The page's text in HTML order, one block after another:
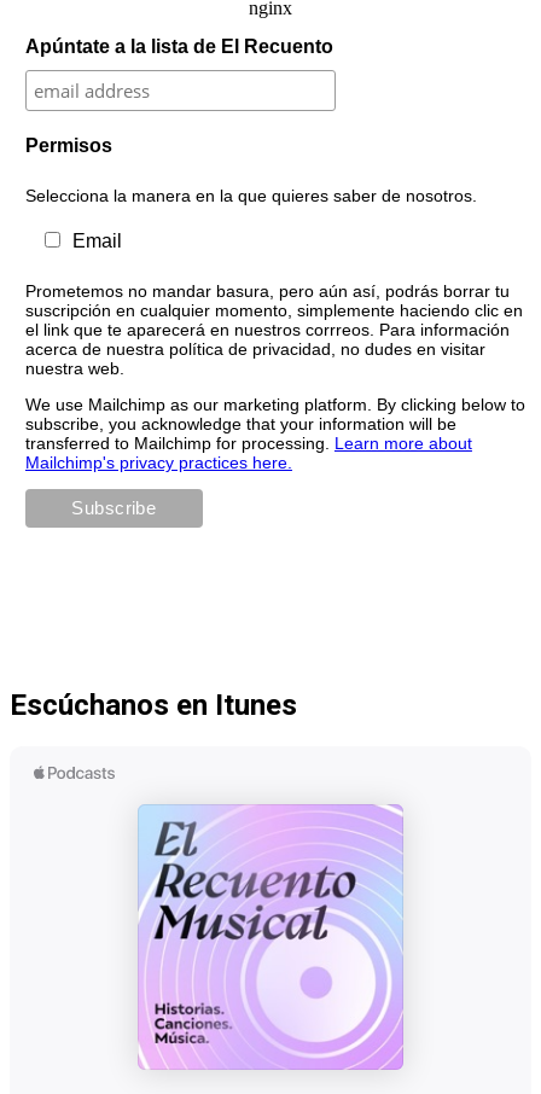
Apúntate a la lista de El Recuento
Permisos
Selecciona la manera en la que quieres saber de nosotros.
Email
Prometemos no mandar basura, pero aún así, podrás borrar tu
suscripción en cualquier momento, simplemente haciendo clic en
el link que te aparecerá en nuestros corrreos. Para información
acerca de nuestra política de privacidad, no dudes en visitar
nuestra web.
We use Mailchimp as our marketing platform. By clicking below to
subscribe, you acknowledge that your information will be
transferred to Mailchimp for processing. Learn more about
Mailchimp's privacy practices here.
Escúchanos en Itunes